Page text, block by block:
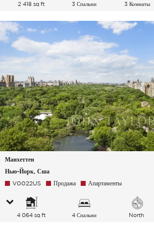
2 418 sq ft 3 Спальни 3 Комнаты
Манхеттен
Нью-Йорк, Сша
V0022US Продажа Апартаменты
4 064 sq ft 4 Спальни North